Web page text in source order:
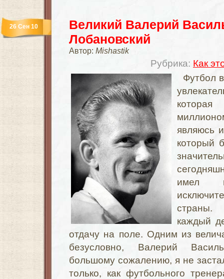
Великий Валерий
Лобановский
Автор: Mishastik
Рубрика: Как
26 Сен 10
Футбол
являюсь
который
имел
каждый
отдачу на поле. Одним из
безусловно, Валерий
большому сожалению, я не
только, как футбольного